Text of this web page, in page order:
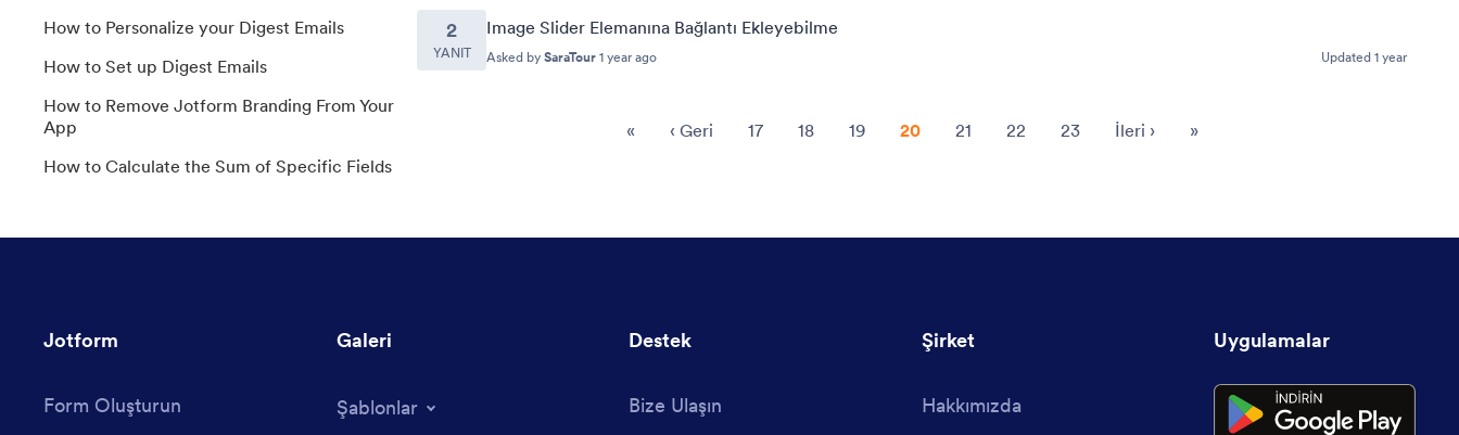
How to Personalize your Digest Emails
How to Set up Digest Emails
How to Remove Jotform Branding From Your
App
How to Calculate the Sum of Specific Fields
2
YANIT
Image Slider Elemanına Bağlantı Ekleyebilme
Asked by SaraTour 1 year ago Updated 1 year
« ‹ Geri 17 18 19 20 21 22 23 İleri › »
Jotform
Form Oluşturun
Galeri
Şablonlar
Destek
Bize Ulaşın
Şirket
Hakkımızda
Uygulamalar